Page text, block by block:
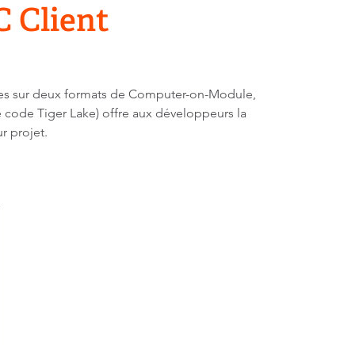
Client
sur deux formats de Computer-on-Module,
Tiger Lake) offre aux développeurs la
projet.